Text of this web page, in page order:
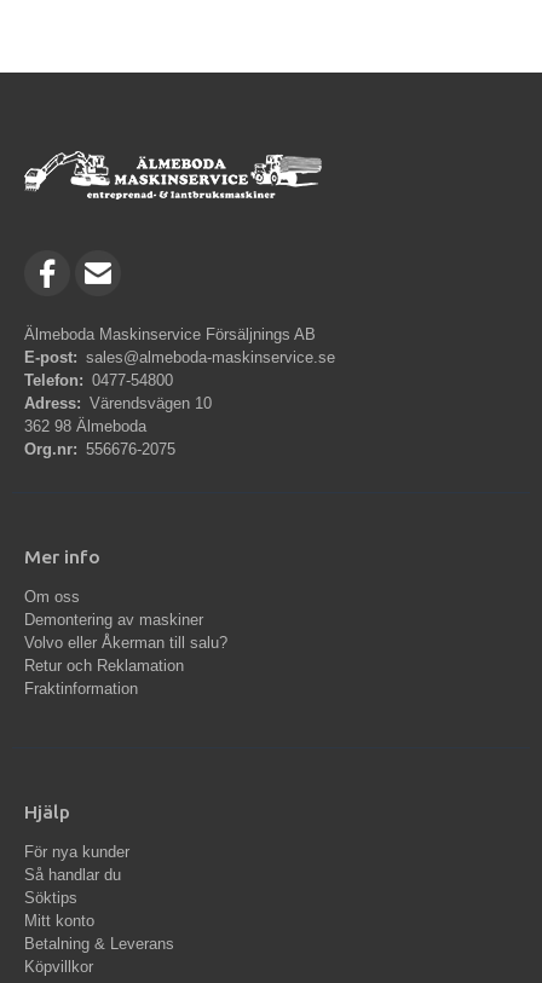
Älmeboda Maskinservice Försäljnings AB
E-post: sales@almeboda-maskinservice.se
Telefon: 0477-54800
Adress: Värendsvägen 10
362 98 Älmeboda
Org.nr: 556676-2075
Mer info
Om oss
Demontering av maskiner
Volvo eller Åkerman till salu?
Retur och Reklamation
Fraktinformation
Hjälp
För nya kunder
Så handlar du
Söktips
Mitt konto
Betalning & Leverans
Köpvillkor